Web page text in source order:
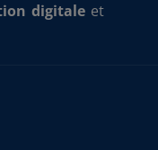
digitale et